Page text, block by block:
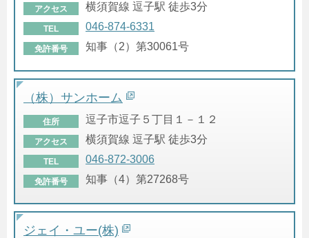
アクセス 横須賀線 逗子駅 徒歩3分
TEL 046-874-6331
免許番号 知事（2）第30061号
（株）サンホーム
住所 逗子市逗子５丁目１－１２
アクセス 横須賀線 逗子駅 徒歩3分
TEL 046-872-3006
免許番号 知事（4）第27268号
ジェイ・ユー(株)